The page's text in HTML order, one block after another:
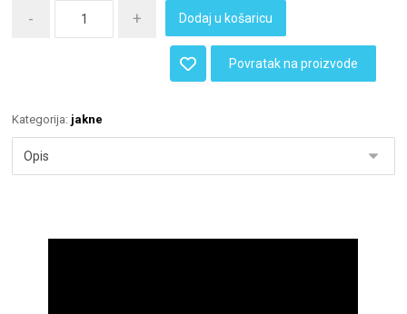
- + Dodaj u košaricu
Povratak na proizvode
Kategorija: jakne